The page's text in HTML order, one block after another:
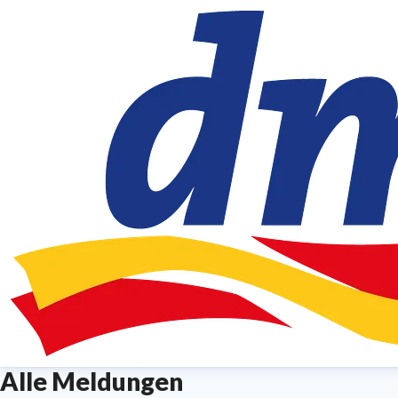
Alle Meldungen